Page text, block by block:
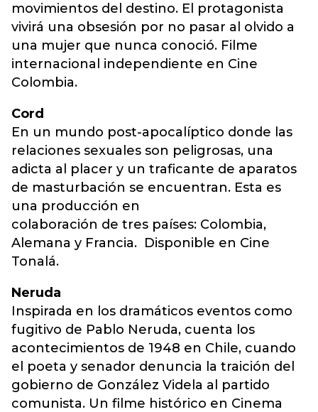
movimientos del destino. El protagonista
vivirá una obsesión por no pasar al olvido a
una mujer que nunca conoció. Filme
internacional independiente en Cine
Colombia.
Cord
En un mundo post-apocalíptico donde las
relaciones sexuales son peligrosas, una
adicta al placer y un traficante de aparatos
de masturbación se encuentran. Esta es
una producción en
colaboración de tres países: Colombia,
Alemana y Francia. Disponible en Cine
Tonalá.
Neruda
Inspirada en los dramáticos eventos como
fugitivo de Pablo Neruda, cuenta los
acontecimientos de 1948 en Chile, cuando
el poeta y senador denuncia la traición del
gobierno de González Videla al partido
comunista. Un filme histórico en Cinema